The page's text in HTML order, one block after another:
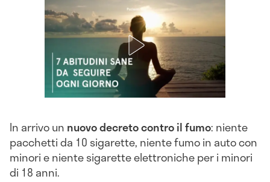
In arrivo un nuovo decreto contro il fumo: niente
pacchetti da 10 sigarette, niente fumo in auto con
minori e niente sigarette elettroniche per i minori
di 18 anni.